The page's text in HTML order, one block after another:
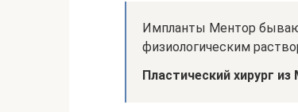
Импланты Ментор
физиологическим
Пластический хирург